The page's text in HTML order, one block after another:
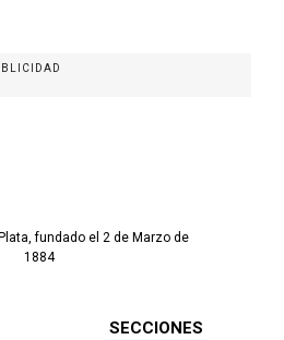
fundado el 2 de Marzo de
1884
SECCIONES